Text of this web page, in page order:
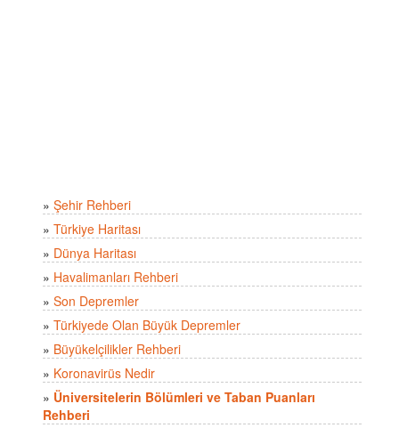
» Şehir Rehberi
» Türkiye Haritası
» Dünya Haritası
» Havalimanları Rehberi
» Son Depremler
» Türkiyede Olan Büyük Depremler
» Büyükelçilikler Rehberi
» Koronavirüs Nedir
» Üniversitelerin Bölümleri ve Taban Puanları
Rehberi